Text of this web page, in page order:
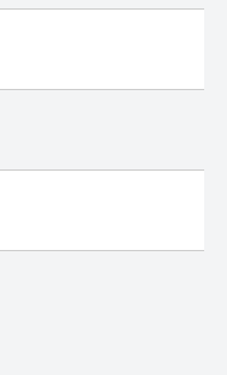
（ネットワー
（ネットワー
（ネットワー